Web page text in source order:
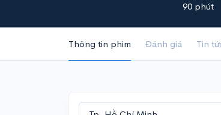
90 phút
Thông tin phim Đánh giá Tin